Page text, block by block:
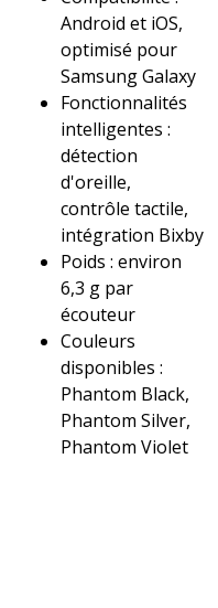
Android et iOS,
optimisé pour
Samsung Galaxy
Fonctionnalités
intelligentes :
détection
d'oreille,
contrôle tactile,
intégration Bixby
Poids : environ
6,3 g par
écouteur
Couleurs
disponibles :
Phantom Black,
Phantom Silver,
Phantom Violet